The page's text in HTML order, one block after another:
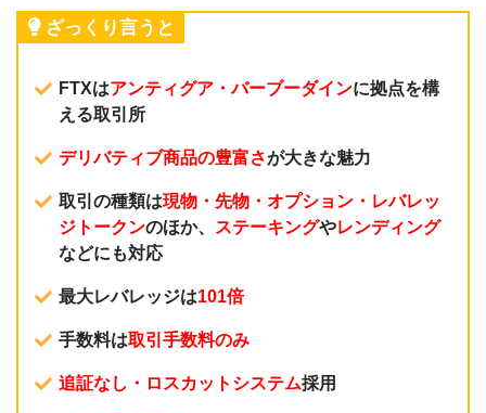
ざっくり言うと
FTXはアンティグア・バーブーダインに拠点を構
える取引所
デリバティブ商品の豊富さが大きな魅力
取引の種類は現物・先物・オプション・レバレッ
ジトークンのほか、 ステーキングやレンディング
などにも対応
最大レバレッジは101倍
手数料は取引手数料のみ
追証なし・ロスカットシステム採用